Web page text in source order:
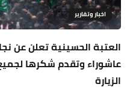
اخبار وتقارير
العتبة الحسينية تعلن عن
عاشوراء وتقدم شكرها
الزيارة